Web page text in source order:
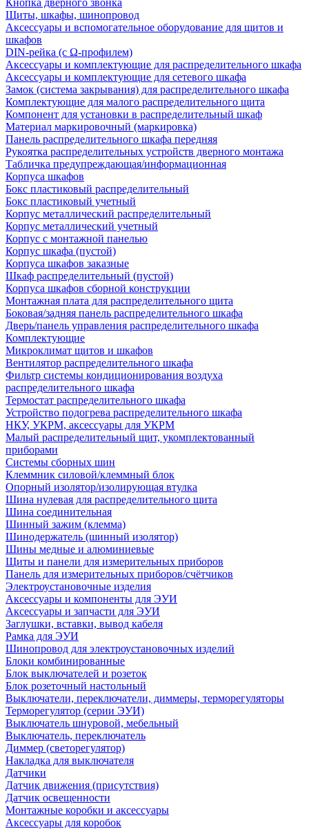
Кнопка дверного звонка
Щиты, шкафы, шинопровод
Аксессуары и вспомогательное оборудование для щитов и
шкафов
DIN-рейка (с Ω-профилем)
Аксессуары и комплектующие для распределительного шкафа
Аксессуары и комплектующие для сетевого шкафа
Замок (система закрывания) для распределительного шкафа
Комплектующие для малого распределительного щита
Компонент для установки в распределительный шкаф
Материал маркировочный (маркировка)
Панель распределительного шкафа передняя
Рукоятка распределительных устройств дверного монтажа
Табличка предупреждающая/информационная
Корпуса шкафов
Бокс пластиковый распределительный
Бокс пластиковый учетный
Корпус металлический распределительный
Корпус металлический учетный
Корпус с монтажной панелью
Корпус шкафа (пустой)
Корпуса шкафов заказные
Шкаф распределительный (пустой)
Корпуса шкафов сборной конструкции
Монтажная плата для распределительного щита
Боковая/задняя панель распределительного шкафа
Дверь/панель управления распределительного шкафа
Комплектующие
Микроклимат щитов и шкафов
Вентилятор распределительного шкафа
Фильтр системы кондиционирования воздуха
распределительного шкафа
Термостат распределительного шкафа
Устройство подогрева распределительного шкафа
НКУ, УКРМ, аксессуары для УКРМ
Малый распределительный щит, укомплектованный
приборами
Системы сборных шин
Клеммник силовой/клеммный блок
Опорный изолятор/изолирующая втулка
Шина нулевая для распределительного щита
Шина соединительная
Шинный зажим (клемма)
Шинодержатель (шинный изолятор)
Шины медные и алюминиевые
Щиты и панели для измерительных приборов
Панель для измерительных приборов/счётчиков
Электроустановочные изделия
Аксессуары и компоненты для ЭУИ
Аксессуары и запчасти для ЭУИ
Заглушки, вставки, вывод кабеля
Рамка для ЭУИ
Шинопровод для электроустановочных изделий
Блоки комбинированные
Блок выключателей и розеток
Блок розеточный настольный
Выключатели, переключатели, диммеры, терморегуляторы
Терморегулятор (серии ЭУИ)
Выключатель шнуровой, мебельный
Выключатель, переключатель
Диммер (светорегулятор)
Накладка для выключателя
Датчики
Датчик движения (присутствия)
Датчик освещенности
Монтажные коробки и аксессуары
Аксессуары для коробок